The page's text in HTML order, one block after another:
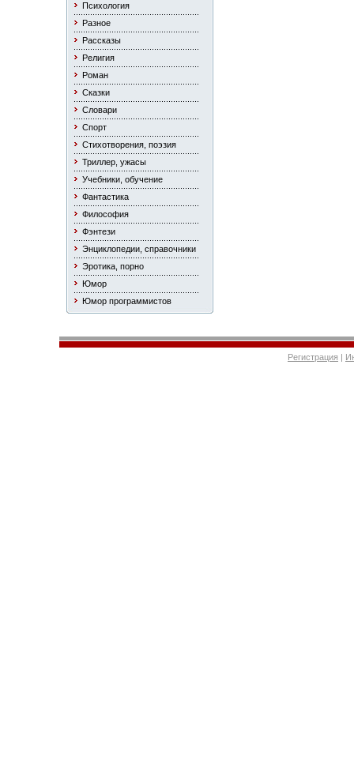
Психология
Разное
Рассказы
Религия
Роман
Сказки
Словари
Спорт
Стихотворения, поэзия
Триллер, ужасы
Учебники, обучение
Фантастика
Философия
Фэнтези
Энциклопедии, справочники
Эротика, порно
Юмор
Юмор программистов
Регистрация |